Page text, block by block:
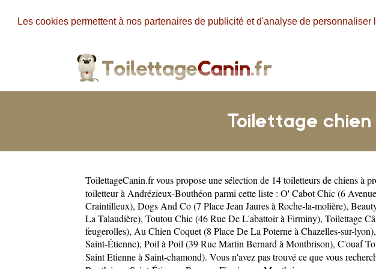
Les cookies permettent à nos partenaires de publicité et d'analyse de
Toilettage
ToilettageCanin.frvous propose une sélection de 14 toiletteurs de chiens à
toiletteur à Andrézieux-Bouthéon parmi cette liste : O' Cabot Chic (6
Craintilleux), Dogs And Co (7 Place Jean Jaures à Roche-la-molière),
La Talaudière), Toutou Chic (46 Rue De L'abattoir à Firminy), Toilettage
feugerolles), Au Chien Coquet (8 Place De La Poterne à Chazelles-sur-lyon),
Saint-Étienne), Poil à Poil (39 Rue Martin Bernard à Montbrison), C'ouaf
Saint Etienne à Saint-chamond). Vous n'avez pas trouvé ce que vous